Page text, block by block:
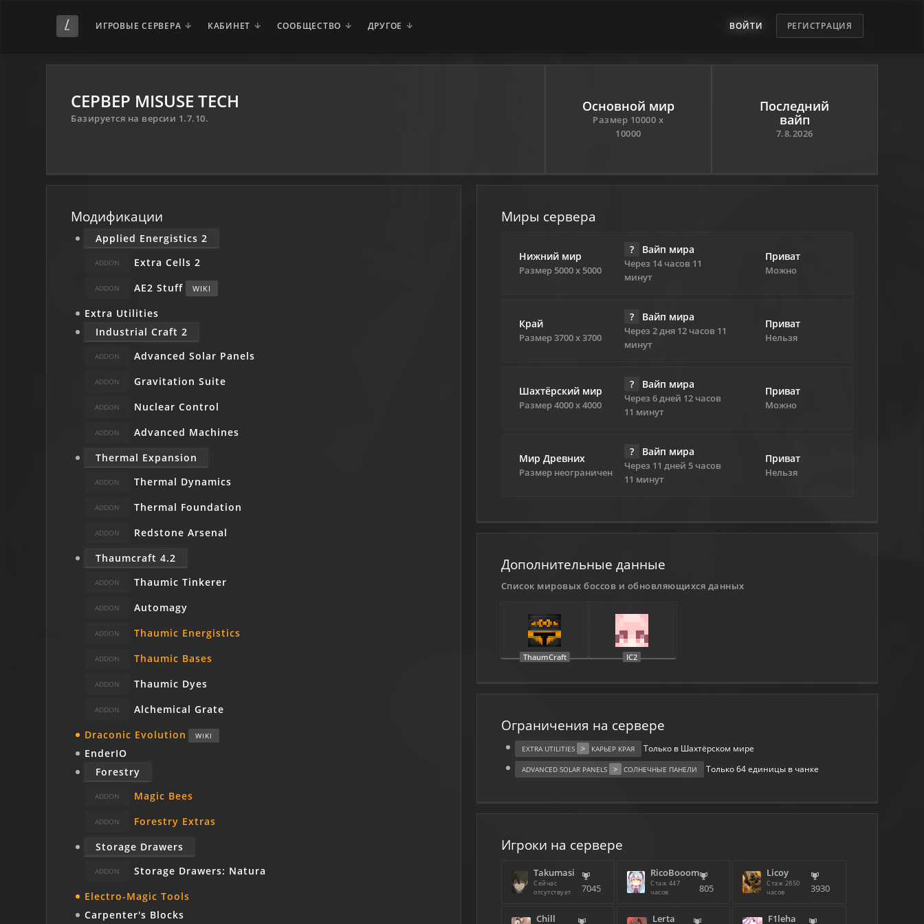
ИГРОВЫЕ СЕРВЕРА КАБИНЕТ СООБЩЕСТВО ДРУГОЕ ВОЙТИ РЕГИСТРАЦИЯ
СЕРВЕР MISUSE TECH
Базируется на версии 1.7.10.
Основной мир
Размер 10000 х
10000
Последний
вайп
7.8.2026
Модификации
Applied Energistics 2
Extra Cells 2
AE2 Stuff
WIKI
Extra Utilities
Industrial Craft 2
Advanced Solar Panels
Gravitation Suite
Nuclear Control
Advanced Machines
Thermal Expansion
Thermal Dynamics
Thermal Foundation
Redstone Arsenal
Thaumcraft 4.2
Thaumic Tinkerer
Automagy
Thaumic Energistics
Thaumic Bases
Thaumic Dyes
Alchemical Grate
Draconic Evolution
WIKI
EnderIO
Forestry
Magic Bees
Forestry Extras
Storage Drawers
Storage Drawers: Natura
Electro-Magic Tools
Carpenter's Blocks
Миры сервера
Нижний мир
Размер 5000 х 5000
? Вайп мира
Через 14 часов 11
минут
Приват
Можно
Край
Размер 3700 х 3700
? Вайп мира
Через 2 дня 12 часов 11
минут
Приват
Нельзя
Шахтёрский мир
Размер 4000 х 4000
? Вайп мира
Через 6 дней 12 часов
11 минут
Приват
Можно
Мир Древних
Размер неограничен
? Вайп мира
Через 11 дней 5 часов
11 минут
Приват
Нельзя
Дополнительные данные
Список мировых боссов и обновляющихся данных
Ограничения на сервере
EXTRA UTILITIES > КАРЬЕР КРАЯ Только в Шахтёрском мире
ADVANCED SOLAR PANELS > СОЛНЕЧНЫЕ ПАНЕЛИ Только 64 единицы в чанке
Игроки на сервере
Takumasi
Сейчас
отсутствует
7045
RicoBooom
Стаж 447
часов
805
Licoy
Стаж 2850
часов
3930
Chill Lerta F1leha